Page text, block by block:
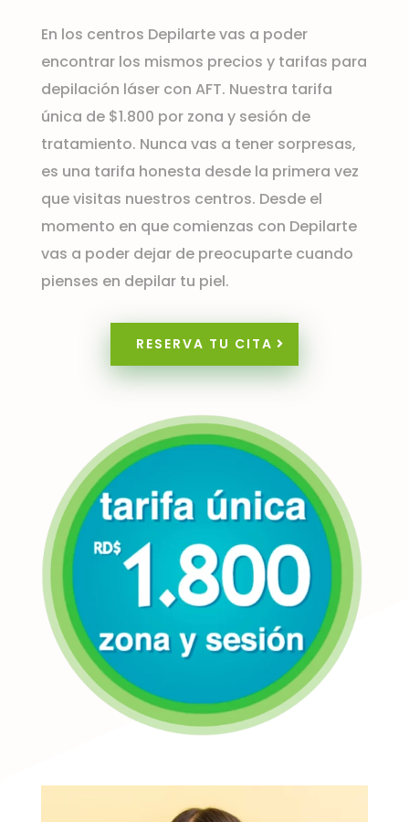
En los centros Depilarte vas a poder
encontrar los mismos precios y tarifas para
depilación láser con AFT. Nuestra tarifa
única de $1.800 por zona y sesión de
tratamiento. Nunca vas a tener sorpresas,
es una tarifa honesta desde la primera vez
que visitas nuestros centros. Desde el
momento en que comienzas con Depilarte
vas a poder dejar de preocuparte cuando
pienses en depilar tu piel.
RESERVA TU CITA